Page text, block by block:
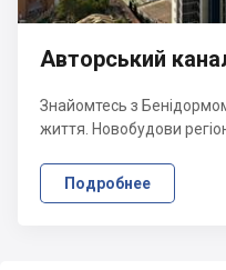
Авторський
Знайомтесь з
життя. Новобудови
Подробнее